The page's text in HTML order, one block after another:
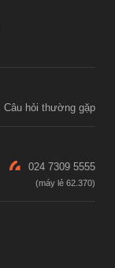
Câu hỏi thường gặp
024 7309 5555